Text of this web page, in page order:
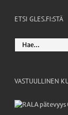
ETSI GLES.FI:STÄ
Etsi
...
VASTUULLINEN